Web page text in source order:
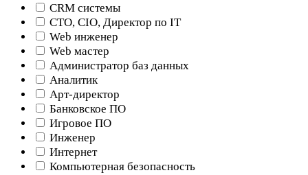
CRM системы
CTO, CIO, Директор по IT
Web инженер
Web мастер
Администратор баз данных
Аналитик
Арт-директор
Банковское ПО
Игровое ПО
Инженер
Интернет
Компьютерная безопасность